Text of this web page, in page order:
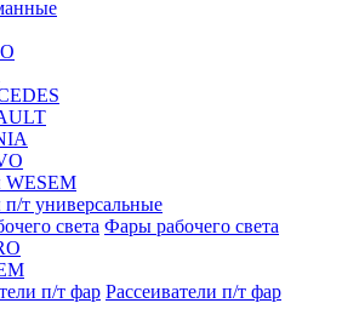
т универсальные
Фары рабочего света
Рассеиватели п/т фар